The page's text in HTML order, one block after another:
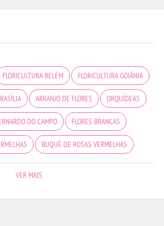
FLORICULTURA BELÉM FLORICULTURA GOIÂNIA
ARRANJO DE FLORES ORQUÍDEAS
DO CAMPO FLORES BRANCAS
BUQUÊ DE ROSAS VERMELHAS
VER MAIS